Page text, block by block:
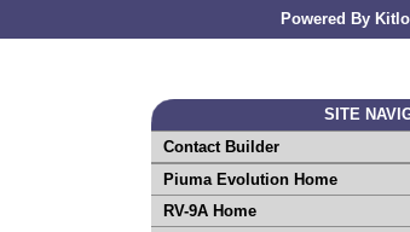
Powered By
SITE
Contact Builder
Piuma Evolution Home
RV-9A Home